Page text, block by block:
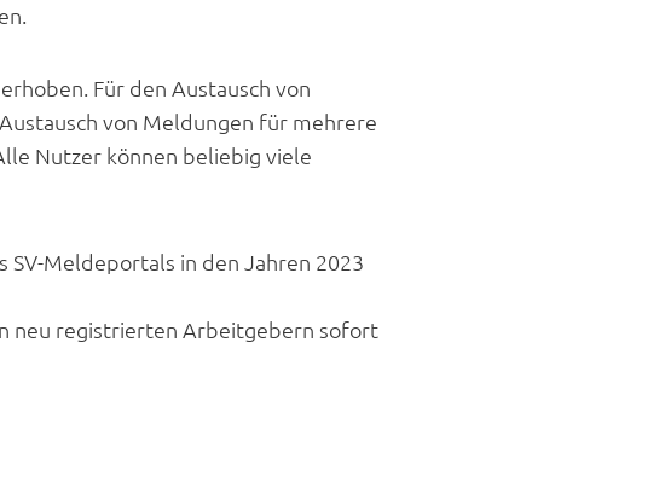
Für den Austausch von
von Meldungen für mehrere
Nutzer können beliebig viele
SV-Meldeportals in den Jahren 2023
neu registrierten Arbeitgebern sofort